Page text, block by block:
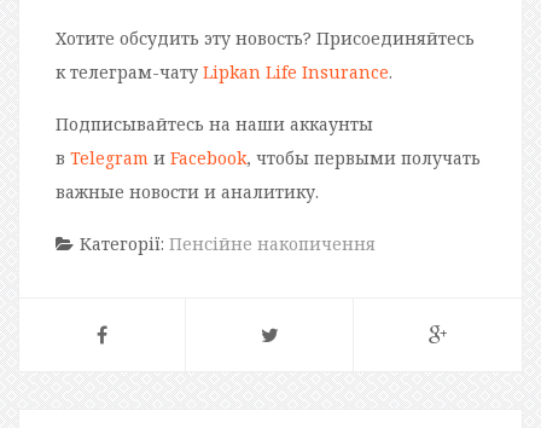
Хотите обсудить эту новость? Присоединяйтесь
к телеграм-чату Lipkan Life Insurance.
Подписывайтесь на наши аккаунты
в Telegram и Facebook, чтобы первыми получать
важные новости и аналитику.
Категорії: Пенсійне накопичення